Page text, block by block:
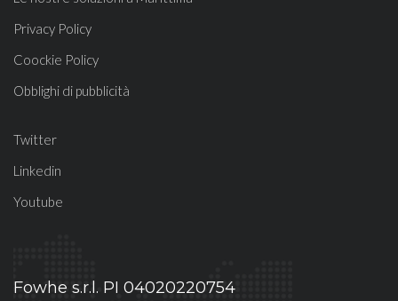
Privacy Policy
Coockie Policy
Obblighi di pubblicità
Twitter
Linkedin
Youtube
Fowhe s.r.l. PI 04020220754